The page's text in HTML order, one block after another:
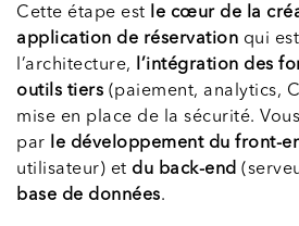
Cette étape est le cœur de la
application de réservation qui
l’architecture, l’intégration des
outils tiers (paiement, analytics,
mise en place de la sécurité.
par le développement du front-
utilisateur) et du back-end
base de données.